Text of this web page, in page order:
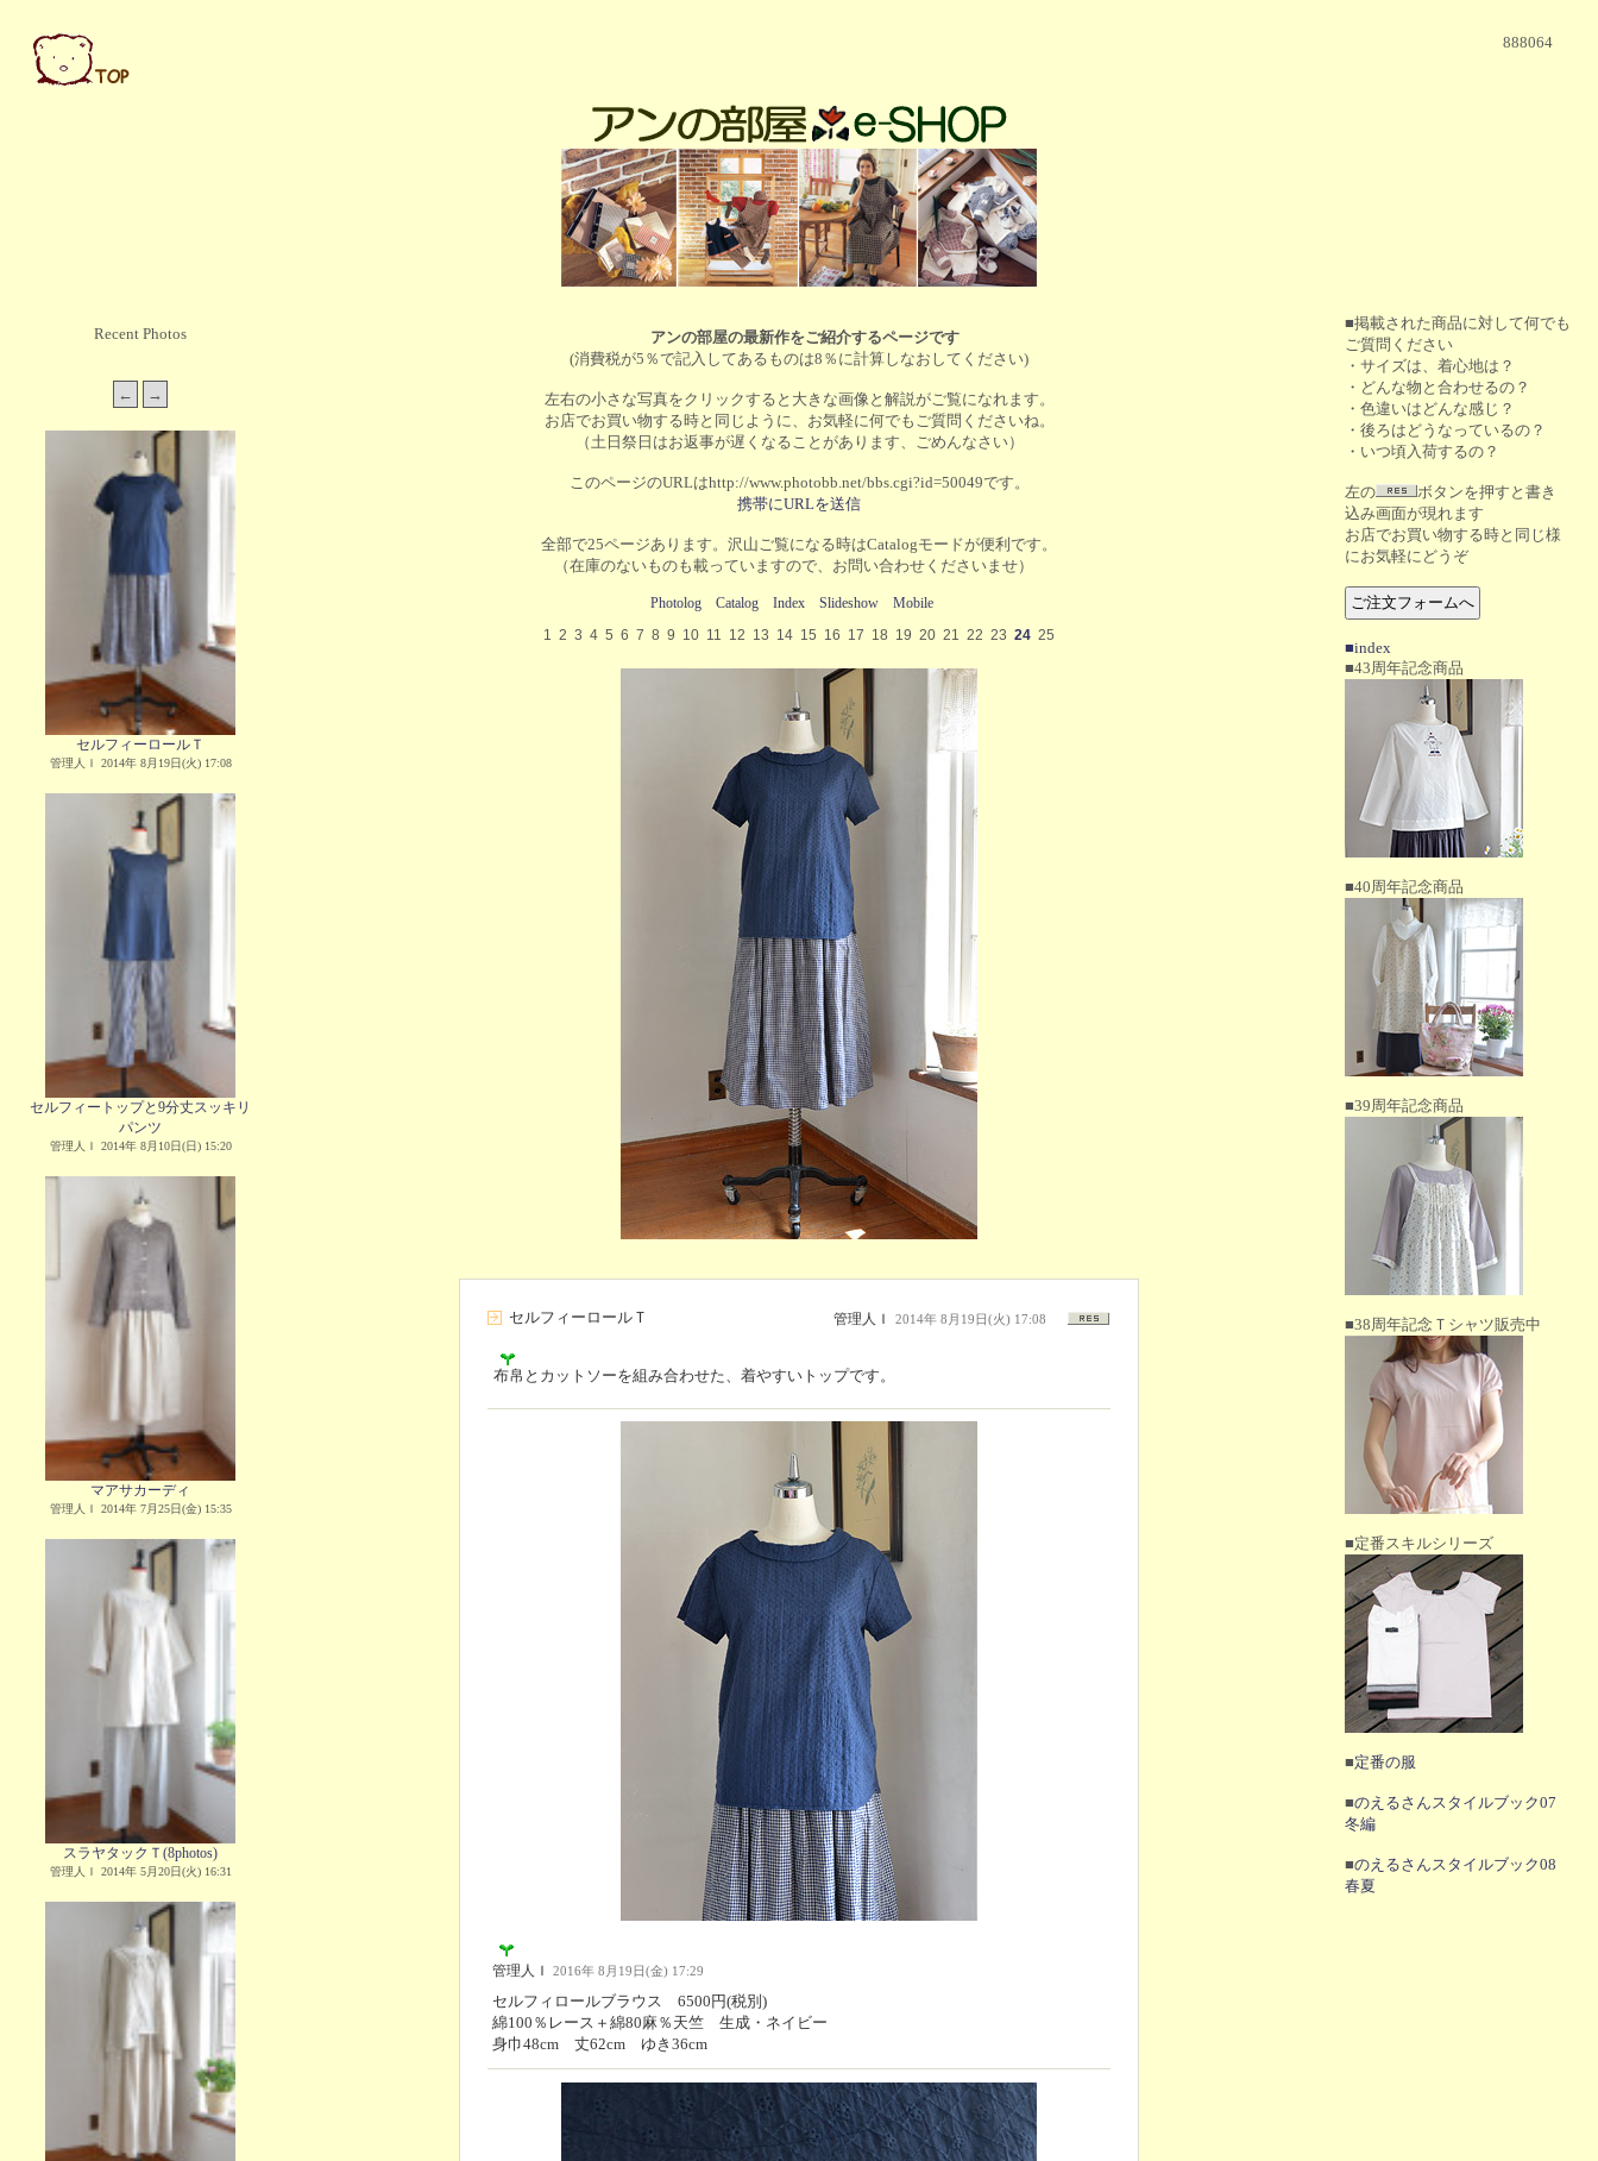
888064
Recent Photos
セルフィーロールＴ
管理人Ｉ 2014年 8月19日(火) 17:08
セルフィートップと9分丈スッキリ
パンツ
管理人Ｉ 2014年 8月10日(日) 15:20
マアサカーディ
管理人Ｉ 2014年 7月25日(金) 15:35
スラヤタックＴ(8photos)
管理人Ｉ 2014年 5月20日(火) 16:31
アンの部屋の最新作をご紹介するページです
(消費税が5％で記入してあるものは8％に計算しなおしてください)
左右の小さな写真をクリックすると大きな画像と解説がご覧になれます。
お店でお買い物する時と同じように、お気軽に何でもご質問くださいね。
（土日祭日はお返事が遅くなることがあります、ごめんなさい）
このページのURLはhttp://www.photobb.net/bbs.cgi?id=50049です。
携帯にURLを送信
全部で25ページあります。沢山ご覧になる時はCatalogモードが便利です。
（在庫のないものも載っていますので、お問い合わせくださいませ）
Photolog Catalog Index Slideshow
Mobile
1 2 3 4 5 6 7 8 9 10 11 12 13 14 15 16 17 18 19 20 21 22 23 24 25
セルフィーロールＴ 管理人Ｉ 2014年 8月19日(火) 17:08
布帛とカットソーを組み合わせた、着やすいトップです。
管理人Ｉ 2016年 8月19日(金) 17:29
セルフィロールブラウス 6500円(税別)
綿100％レース＋綿80麻％天竺 生成・ネイビー
身巾48cm 丈62cm ゆき36cm
■掲載された商品に対して何でも
ご質問ください
・サイズは、着心地は？
・どんな物と合わせるの？
・色違いはどんな感じ？
・後ろはどうなっているの？
・いつ頃入荷するの？
左の
ボタンを押すと書き
込み画面が現れます
お店でお買い物する時と同じ様
にお気軽にどうぞ
■index
■43周年記念商品
■40周年記念商品
■39周年記念商品
■38周年記念Ｔシャツ販売中
■定番スキルシリーズ
■定番の服
■のえるさんスタイルブック07
冬編
■のえるさんスタイルブック08
春夏